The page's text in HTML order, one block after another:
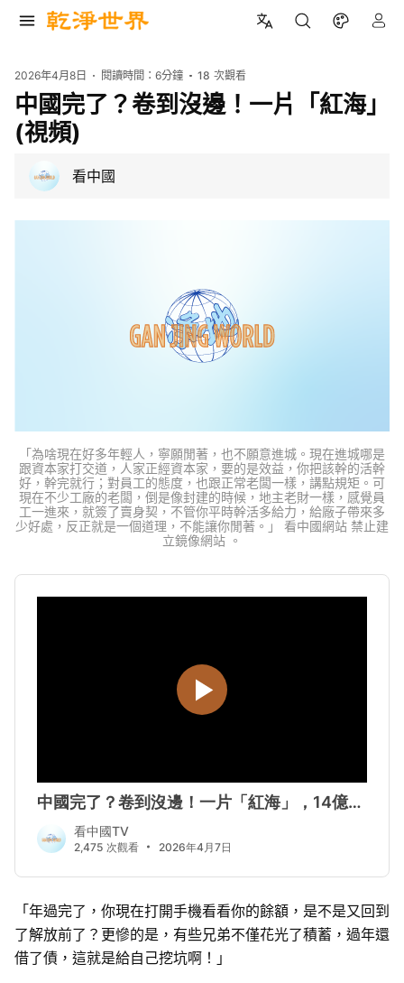
2026年4月8日 閱讀時間：6分鐘 18 次觀看
中國完了？卷到沒邊！一片「紅海」
(視頻)
看中國
「為啥現在好多年輕人，寧願閒著，也不願意進城。現在進城哪是
跟資本家打交道，人家正經資本家，要的是效益，你把該幹的活幹
好，幹完就行；對員工的態度，也跟正常老闆一樣，講點規矩。可
現在不少工廠的老闆，倒是像封建的時候，地主老財一樣，感覺員
工一進來，就簽了賣身契，不管你平時幹活多給力，給廠子帶來多
少好處，反正就是一個道理，不能讓你閒著。」 看中國網站 禁止建
立鏡像網站 。
「年過完了，你現在打開手機看看你的餘額，是不是又回到
了解放前了？更慘的是，有些兄弟不僅花光了積蓄，過年還
借了債，這就是給自己挖坑啊！」